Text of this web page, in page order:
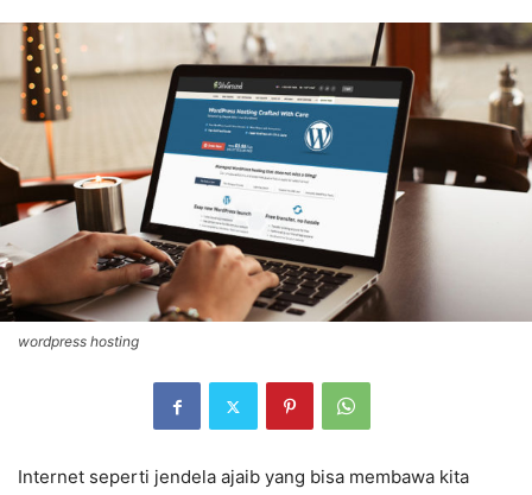
wordpress hosting
Internet seperti jendela ajaib yang bisa membawa kita